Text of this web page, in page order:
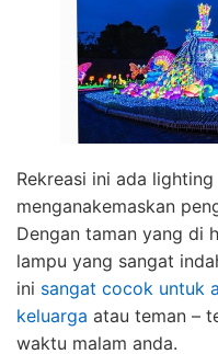
Rekreasi ini ada
menganakemaskan
Dengan taman yang di
lampu yang sangat
ini sangat cocok untuk
keluarga atau teman –
waktu malam anda.